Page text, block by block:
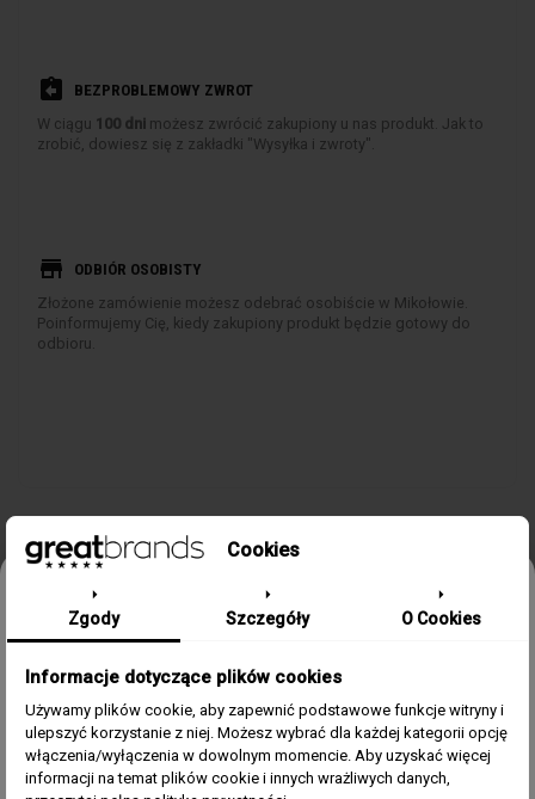
assignment_return BEZPROBLEMOWY ZWROT
W ciągu 100 dni możesz zwrócić zakupiony u nas produkt. Jak to
zrobić, dowiesz się z zakładki "Wysyłka i zwroty".
store ODBIÓR OSOBISTY
Złożone zamówienie możesz odebrać osobiście w Mikołowie.
Poinformujemy Cię, kiedy zakupiony produkt będzie gotowy do
odbioru.
SZCZEGÓŁY PRODUKTU
Płeć Męski
Materiał Koperty Stal szlachetna 316L
Cookies
Zgody Szczegóły O Cookies
Informacje dotyczące plików cookies
Używamy plików cookie, aby zapewnić podstawowe funkcje witryny i
ulepszyć korzystanie z niej. Możesz wybrać dla każdej kategorii opcję
włączenia/wyłączenia w dowolnym momencie. Aby uzyskać więcej
informacji na temat plików cookie i innych wrażliwych danych,
Odbierz 15% rabatu na pierwsze
zamówienie w greatbrands!
Zapisz się do bezpłatnego Newslettera i dowiaduj się pierwszy o
Email